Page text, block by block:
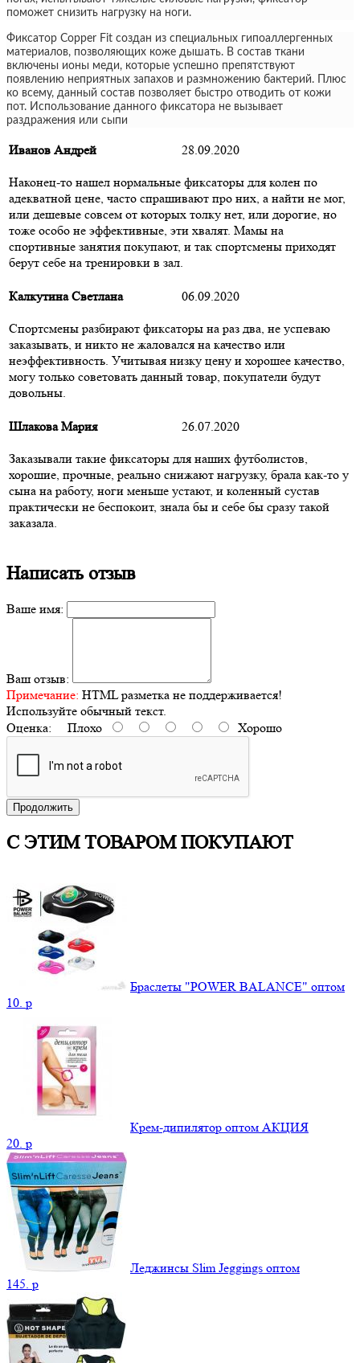
поможет снизить нагрузку на ноги.
Фиксатор Copper Fit создан из специальных гипоаллергенных
материалов, позволяющих коже дышать. В состав ткани
включены ионы меди, которые успешно препятствуют
появлению неприятных запахов и размножению бактерий. Плюс
ко всему, данный состав позволяет быстро отводить от кожи
пот. Использование данного фиксатора не вызывает
раздражения или сыпи
Иванов Андрей 28.09.2020
Наконец-то нашел нормальные фиксаторы для колен по
адекватной цене, часто спрашивают про них, а найти не мог,
или дешевые совсем от которых толку нет, или дорогие, но
тоже особо не эффективные, эти хвалят. Мамы на
спортивные занятия покупают, и так спортсмены приходят
берут себе на тренировки в зал.
Калкутина Светлана 06.09.2020
Спортсмены разбирают фиксаторы на раз два, не успеваю
заказывать, и никто не жаловался на качество или
неэффективность. Учитывая низку цену и хорошее качество,
могу только советовать данный товар, покупатели будут
довольны.
Шлакова Мария 26.07.2020
Заказывали такие фиксаторы для наших футболистов,
хорошие, прочные, реально снижают нагрузку, брала как-то у
сына на работу, ноги меньше устают, и коленный сустав
практически не беспокоит, знала бы и себе бы сразу такой
заказала.
Написать отзыв
Ваше имя:
Ваш отзыв:
Примечание: HTML разметка не поддерживается!
Используйте обычный текст.
Оценка: Плохо Хорошо
Продолжить
С ЭТИМ ТОВАРОМ ПОКУПАЮТ
Браслеты "POWER BALANCE" оптом
10. p
Крем-дипилятор оптом АКЦИЯ
20. p
Леджинсы Slim Jeggings оптом
145. p